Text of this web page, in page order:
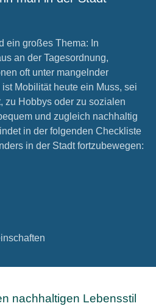
ein großes Thema: In
an der Tagesordnung,
oft unter mangelnder
Mobilität heute ein Muss, sei
zu Hobbys oder zu sozialen
und zugleich nachhaltig
in der folgenden Checkliste
in der Stadt fortzubewegen:
nachhaltigen Lebensstil